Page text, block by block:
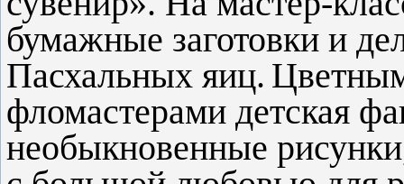
бумажные заготовки и
Пасхальных яиц.
фломастерами детская
необыкновенные